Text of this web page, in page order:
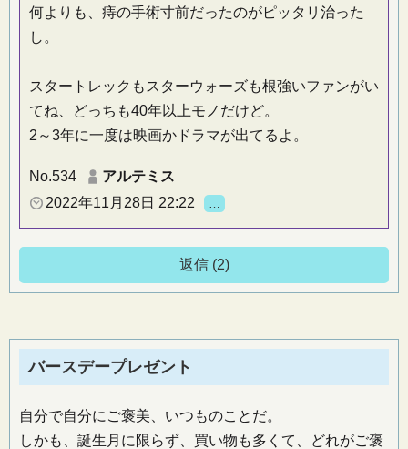
何よりも、痔の手術寸前だったのがピッタリ治った
し。
スタートレックもスターウォーズも根強いファンがい
てね、どっちも40年以上モノだけど。
2～3年に一度は映画かドラマが出てるよ。
No.534
アルテミス
2022年11月28日 22:22
返信 (2)
バースデープレゼント
自分で自分にご褒美、いつものことだ。
しかも、誕生月に限らず、買い物も多くて、どれがご褒